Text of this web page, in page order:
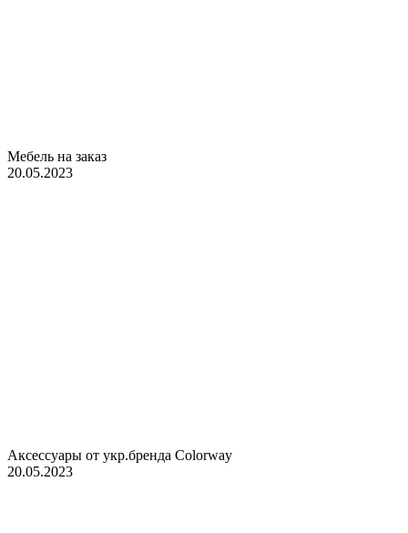
Мебель на заказ
20.05.2023
Аксессуары от укр.бренда Colorway
20.05.2023